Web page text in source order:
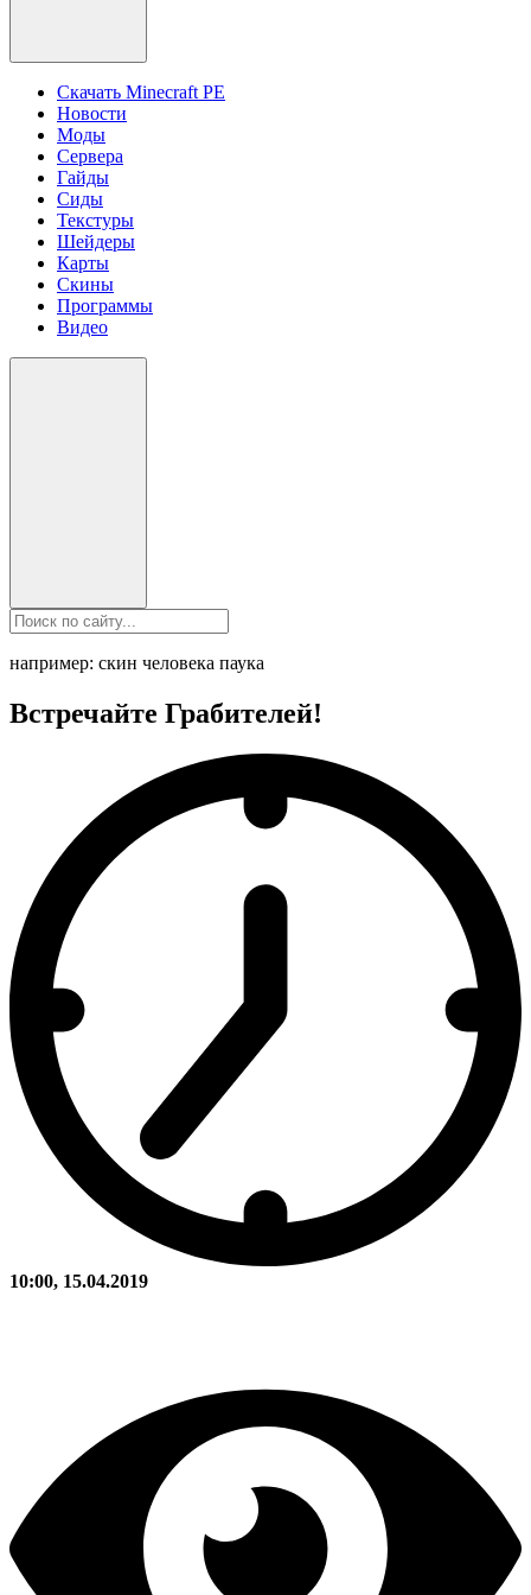
Скачать Minecraft PE
Новости
Моды
Сервера
Гайды
Сиды
Текстуры
Шейдеры
Карты
Скины
Программы
Видео
например: скин человека паука
Встречайте Грабителей!
10:00, 15.04.2019